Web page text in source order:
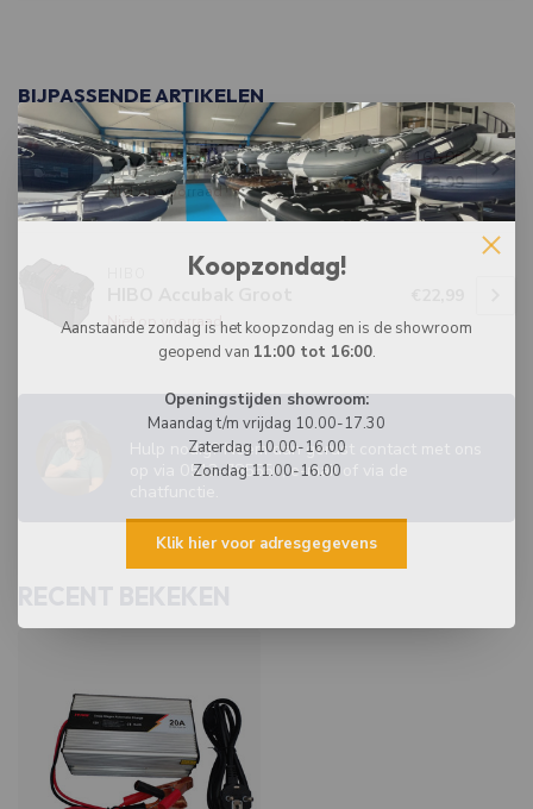
BIJPASSENDE ARTIKELEN
VMF Sportline Accu Deep Cycle
12V 105 Ah
Niet op voorraad
€165,00
€139,99
Niet op voorraad
WIJ ZIJN ER OM JE TE HELPEN!
Hulp nodig? Neem dan gerust contact met ons
op via 0513-785550, e-mail of via de
Koopzondag!
Aanstaande zondag is het koopzondag en is de showroom
geopend van 11:00 tot 16:00.
Openingstijden showroom:
Maandag t/m vrijdag 10.00-17.30
Zaterdag 10.00-16.00
Zondag 11.00-16.00
Klik hier voor adresgegevens